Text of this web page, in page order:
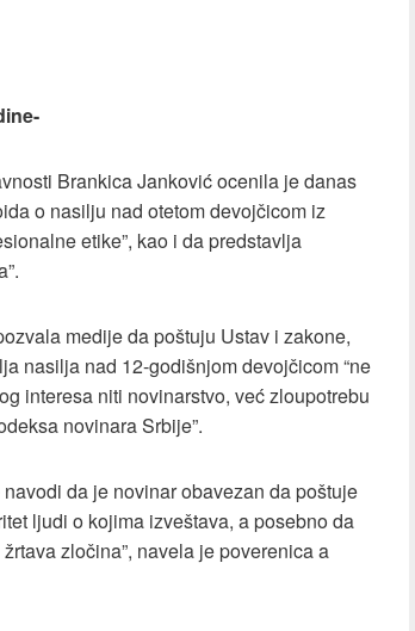
Brankica Janković ocenila je danas
o nasilju nad otetom devojčicom iz
etike”, kao i da predstavlja
medije da poštuju Ustav i zakone,
nasilja nad 12-godišnjom devojčicom “ne
interesa niti novinarstvo, već zloupotrebu
novinara Srbije”.
da je novinar obavezan da poštuje
ljudi o kojima izveštava, a posebno da
zločina”, navela je poverenica a